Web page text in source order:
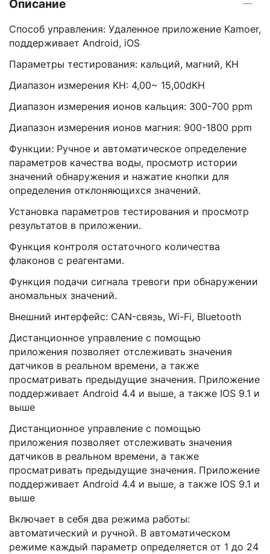
Описание
Способ управления: Удаленное приложение Kamoer,
поддерживает Android, iOS
Параметры тестирования: кальций, магний, KH
Диапазон измерения KH: 4,00~ 15,00dKH
Диапазон измерения ионов кальция: 300-700 ppm
Диапазон измерения ионов магния: 900-1800 ppm
Функции: Ручное и автоматическое определение
параметров качества воды, просмотр истории
значений обнаружения и нажатие кнопки для
определения отклоняющихся значений.
Установка параметров тестирования и просмотр
результатов в приложении.
Функция контроля остаточного количества
флаконов с реагентами.
Функция подачи сигнала тревоги при обнаружении
аномальных значений.
Внешний интерфейс: CAN-связь, Wi-Fi, Bluetooth
Дистанционное управление с помощью
приложения позволяет отслеживать значения
датчиков в реальном времени, а также
просматривать предыдущие значения. Приложение
поддерживает Android 4.4 и выше, а также IOS 9.1 и
выше
Дистанционное управление с помощью
приложения позволяет отслеживать значения
датчиков в реальном времени, а также
просматривать предыдущие значения. Приложение
поддерживает Android 4.4 и выше, а также IOS 9.1 и
выше
Включает в себя два режима работы:
автоматический и ручной. В автоматическом
режиме каждый параметр определяется от 1 до 24